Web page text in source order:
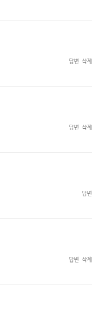
답변 삭제
답변 삭제
답변
답변 삭제